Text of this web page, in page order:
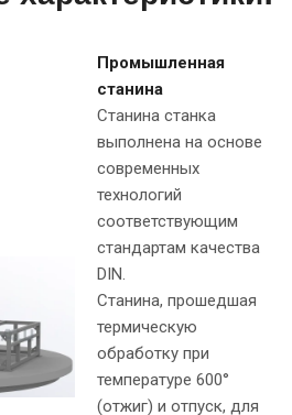
Промышленная
станина
Станина станка
выполнена на основе
современных
технологий
соответствующим
стандартам качества
DIN.
Станина, прошедшая
термическую
обработку при
температуре 600°
(отжиг) и отпуск, для